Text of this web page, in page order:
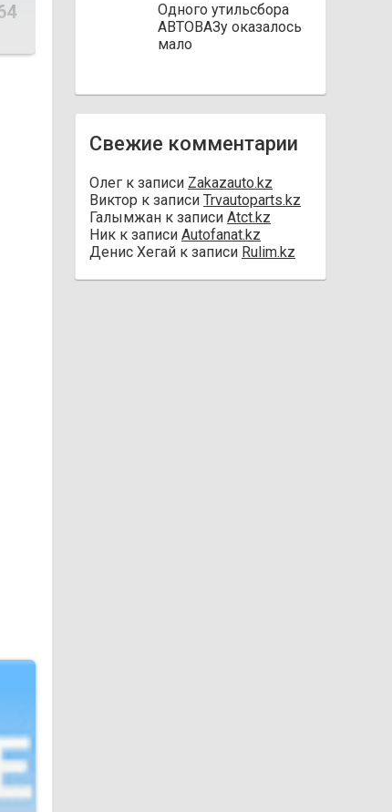
Одного утильсбора
АВТОВАЗу оказалось
мало
Свежие комментарии
Олег к записи Zakazauto.kz
Виктор к записи Trvautoparts.kz
Галымжан к записи Atct.kz
Ник к записи Autofanat.kz
Денис Хегай к записи Rulim.kz